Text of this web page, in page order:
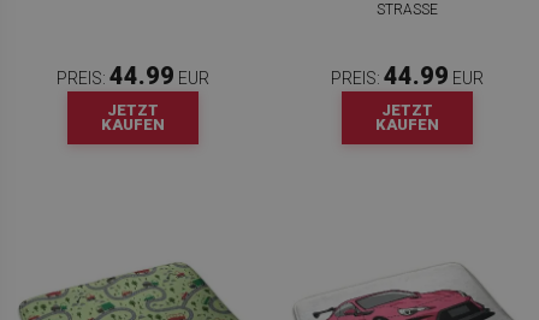
PREIS: 44.99 EUR
JETZT
KAUFEN
STRASSE
PREIS: 44.99 EUR
JETZT
KAUFEN